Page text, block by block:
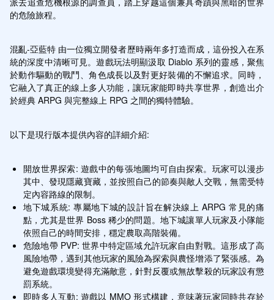
的危險旅程。
混亂-亞藍特 由一位獨立開發者歷時兩年多打造而成，這份投入在系
統的深度中清晰可見。遊戲玩法明顯汲取 Diablo 系列的靈感，聚焦
於動作驅動的戰鬥、角色成長以及對更好裝備的不懈追求。同時，
它融入了真正的線上多人功能，讓玩家能即時共享世界，創造出介
於經典 ARPG 與完整線上 RPG 之間的獨特體驗。
以下是現行版本提供內容的詳細介紹:
開放世界探索: 遊戲中的每張地圖均可自由探索。玩家可以漫步
其中、發現隱藏寶藏，並按照自己的節奏與敵人交戰，無需受特
定內容路線的限制。
地下城系統: 專屬地下城的設計旨在解決線上 ARPG 常見的痛
點，尤其是世界 Boss 稀少的問題。地下城讓單人玩家及小隊能
依照自己的時間安排，穩定農取高階裝備。
危險地帶 PVP: 世界中特定區域允許玩家自由對戰。這形成了高
風險地帶，遇到其他玩家的風險為探索與農怪增添了緊張感。為
避免遊戲環境變得充滿敵意，針對反覆或無故擊殺的玩家設有懲
罰系統。
即時多人互動: 遊戲以 MMO 形式構建，意味著玩家同時共存於